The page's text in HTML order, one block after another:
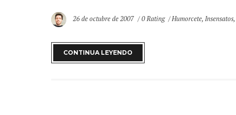
26 de octubre de 2007 0 Rating Humorcete,Insensatos
CONTINUA LEYENDO